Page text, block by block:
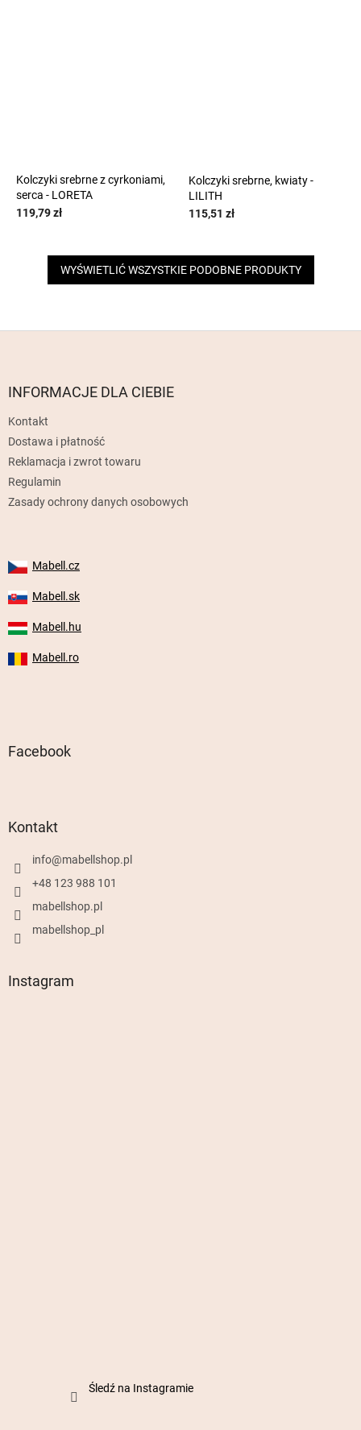
Kolczyki srebrne z cyrkoniami,
serca - LORETA
119,79 zł
Kolczyki srebrne, kwiaty -
LILITH
115,51 zł
WYŚWIETLIĆ WSZYSTKIE PODOBNE PRODUKTY
INFORMACJE DLA CIEBIE
Kontakt
Dostawa i płatność
Reklamacja i zwrot towaru
Regulamin
Zasady ochrony danych osobowych
Mabell.cz
Mabell.sk
Mabell.hu
Mabell.ro
Facebook
Kontakt
info@mabellshop.pl
+48 123 988 101
mabellshop.pl
mabellshop_pl
Instagram
Śledź na Instagramie